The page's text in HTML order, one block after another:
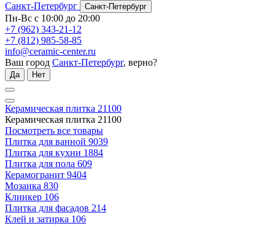
Санкт-Петербург
Санкт-Петербург
Пн-Вс с 10:00 до 20:00
+7 (962) 343-21-12
+7 (812) 985-58-85
info@ceramic-center.ru
Ваш город Санкт-Петербург, верно?
Да Нет
Керамическая плитка 21100
Керамическая плитка 21100
Посмотреть все товары
Плитка для ванной 9039
Плитка для кухни 1884
Плитка для пола 609
Керамогранит 9404
Мозаика 830
Клинкер 106
Плитка для фасадов 214
Клей и затирка 106